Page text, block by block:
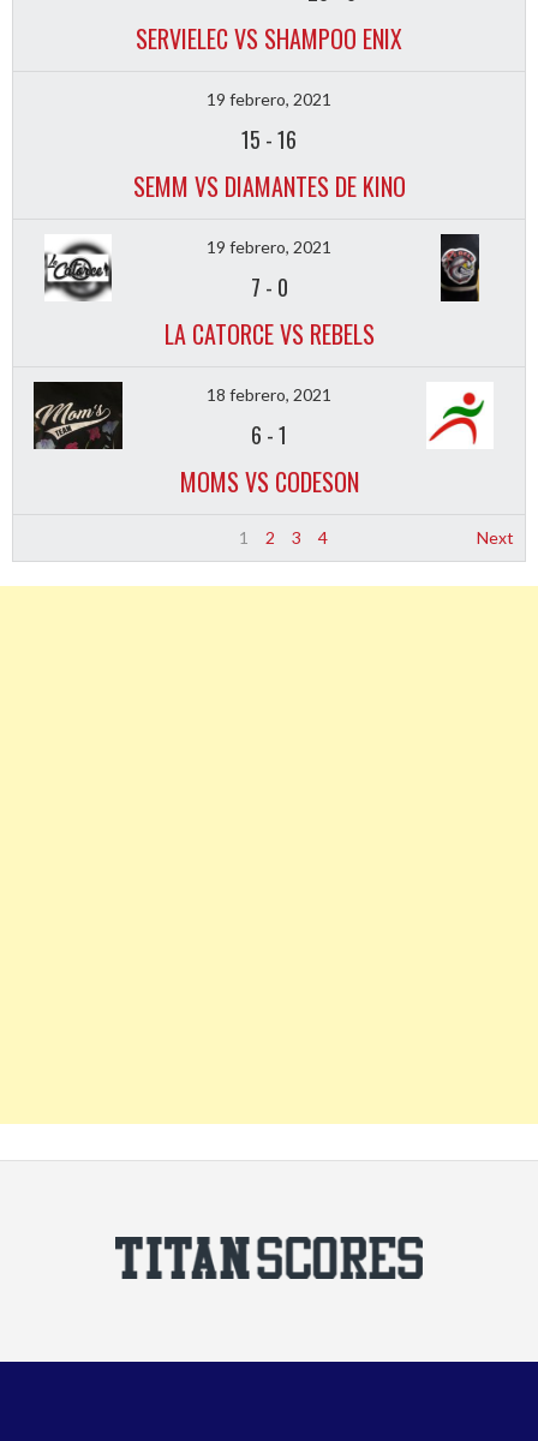
SERVIELEC VS SHAMPOO ENIX
19 febrero, 2021
15 -16
SEMM VS DIAMANTES DE KINO
19 febrero, 2021
7 - 0
LA CATORCE VS REBELS
18 febrero, 2021
6 -1
MOMS VS CODESON
1 2 3 4 Next